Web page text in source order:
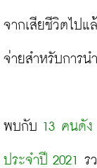
จากเสียชีวิตไป
จ่ายสำหรับการน
พบกับ 13 คนดัง
ประจำปี 2021 ร